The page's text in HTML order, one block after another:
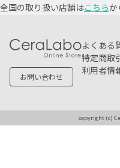
全国の取り扱い店舗はこちらか
お問い合わせ
よくある
特定商取
利用者情
copyright (c)